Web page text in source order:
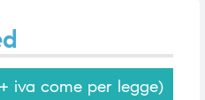
iva come per legge)